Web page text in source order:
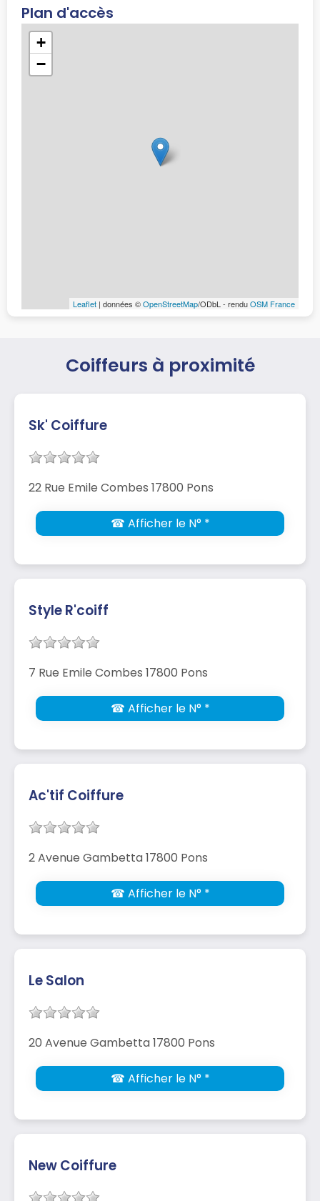
Plan d'accès
+
−
Leaflet | données ©OpenStreetMap/ODbL - renduOSM France
Coiffeurs à proximité
Sk' Coiffure
22 Rue Emile Combes 17800 Pons
☎ Afficher le N° *
Style R'coiff
7 Rue Emile Combes 17800 Pons
☎ Afficher le N° *
Ac'tif Coiffure
2 Avenue Gambetta 17800 Pons
☎ Afficher le N° *
Le Salon
20 Avenue Gambetta 17800 Pons
☎ Afficher le N° *
New Coiffure